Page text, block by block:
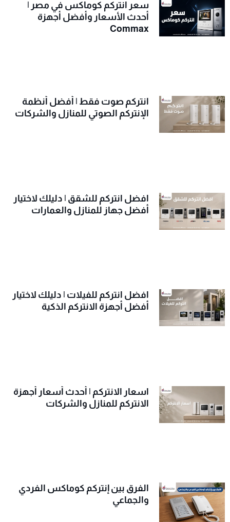
سعر انتركم كوماكس في مصر |
أحدث الأسعار وأفضل أجهزة
Commax
انتركم صوت فقط | أفضل أنظمة
الإنتركم الصوتي للمنازل والشركات
افضل انتركم للشقق | دليلك لاختيار
أفضل جهاز للمنازل والعمارات
افضل انتركم للفيلات | دليلك لاختيار
أفضل أجهزة الانتركم الذكية
اسعار الانتركم | أحدث أسعار أجهزة
الانتركم للمنازل والشركات
الفرق بين إنتركم كوماكس الفردي
والجماعي